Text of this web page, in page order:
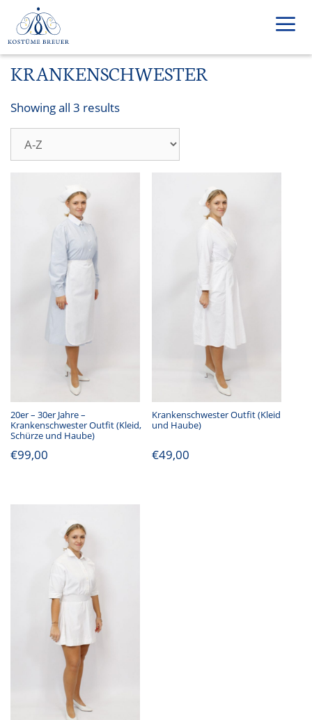
content
KRANKENSCHWESTER
Showing all 3 results
20er – 30er Jahre –
Krankenschwester Outfit (Kleid,
Schürze und Haube)
€99,00
Krankenschwester Outfit (Kleid
und Haube)
€49,00